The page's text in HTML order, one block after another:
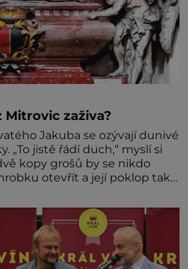
Mitrovic zaživa?
Jakuba se ozývají dunivé
„To jistě řádí duch,“ myslí si
kopy grošů by se nikdo
otevřít a její poklop tak
ustane. Když o mnoho let